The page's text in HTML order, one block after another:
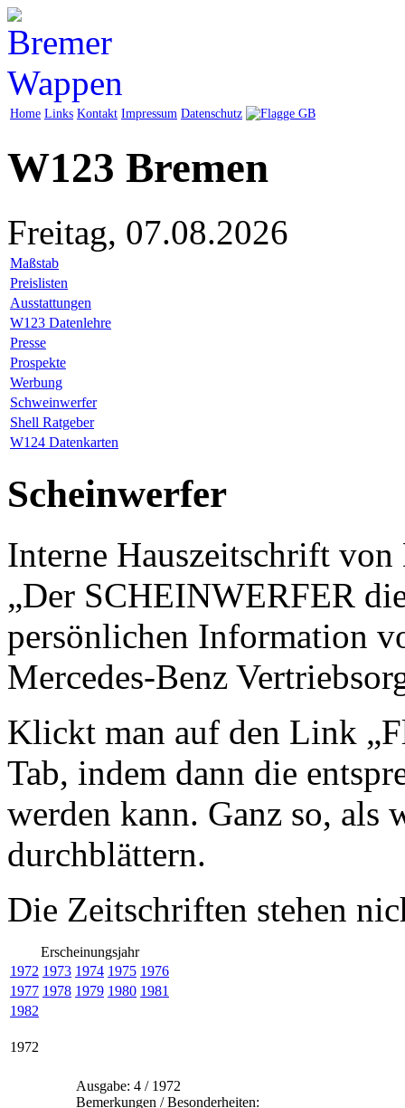
Home Links Kontakt Impressum Datenschutz
W123 Bremen
Freitag, 07.08.2026
Maßstab
Preislisten
Ausstattungen
W123 Datenlehre
Presse
Prospekte
Werbung
Schweinwerfer
Shell Ratgeber
W124 Datenkarten
Scheinwerfer
Interne Hauszeitschrift
„Der SCHEINWERFER
persönlichen Information
Mercedes-Benz
Klickt man auf den Link
Tab, indem dann die
werden kann. Ganz so, als
durchblättern.
Die Zeitschriften stehen
Erscheinungsjahr
1972 1973 1974 1975 1976
1977 1978 1979 1980 1981
1982
1972
Ausgabe: 4 / 1972
Bemerkungen / Besonderheiten: